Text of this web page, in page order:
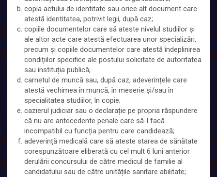
copia actului de identitate sau orice alt document care
atestă identitatea, potrivit legii, după caz;
copiile documentelor care să ateste nivelul studiilor și
ale altor acte care atestă efectuarea unor specializări,
precum și copiile documentelor care atestă îndeplinirea
condițiilor specifice ale postului solicitate de autoritatea
sau instituția publică;
carnetul de muncă sau, după caz, adeverințele care
atestă vechimea în muncă, în meserie și/sau în
specialitatea studiilor, în copie;
cazierul judiciar sau o declarație pe propria răspundere
că nu are antecedente penale care să-l facă
incompatibil cu funcția pentru care candidează;
adeverință medicală care să ateste starea de sănătate
corespunzătoare eliberată cu cel mult 6 luni anterior
derulării concursului de către medicul de familie al
candidatului sau de către unitățile sanitare abilitate;